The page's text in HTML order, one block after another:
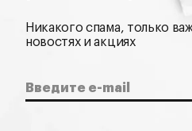
Никакого спама, только
новостях и акциях